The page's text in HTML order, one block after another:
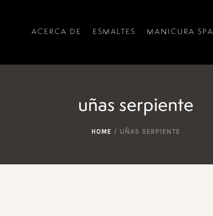
ACERCA DE ESMALTES MANICURA SPA
uñas serpiente
HOME / UÑAS SERPIENTE